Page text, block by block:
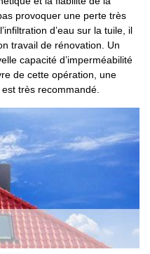
provoquer une perte très
d’eau sur la tuile, il
travail de rénovation. Un
capacité d’imperméabilité
de cette opération, une
très recommandé.